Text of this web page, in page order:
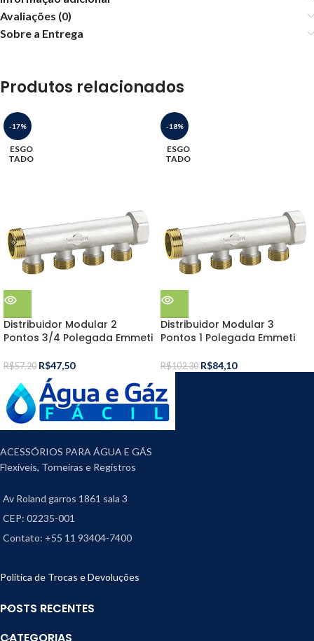
Avaliações (0)
Sobre a Entrega
Produtos relacionados
-17%
ESGO
TADO
Distribuidor Modular 2
Pontos 3/4 Polegada Emmeti
R$57,20 R$47,50
-18%
ESGO
TADO
Distribuidor Modular 3
Pontos 1 Polegada Emmeti
R$102,30 R$84,10
ACESSÓRIOS PARA ÁGUA E GÁS
Flexíveis, Torneiras e Registros
Av Roland garros 1861 sala 3
CEP: 02235-001
Contato: +55 11 93404-7400
Política de Trocas e Devoluções
POSTS RECENTES